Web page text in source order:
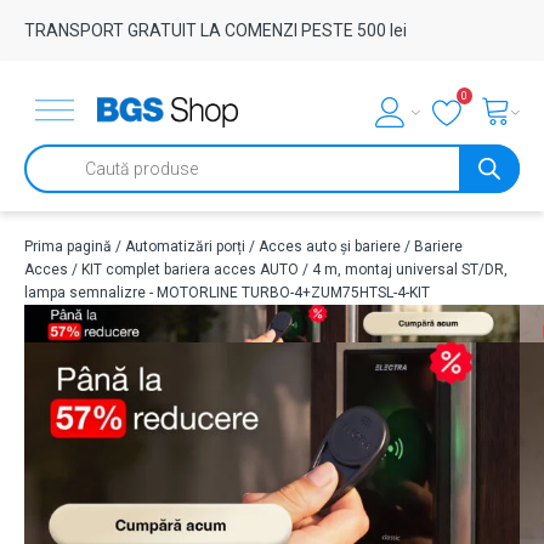
TRANSPORT GRATUIT LA COMENZI PESTE 500 lei
0
Products
search
Prima pagină / Automatizări porți / Acces auto și bariere / Bariere
Acces / KIT complet bariera acces AUTO / 4 m, montaj universal ST/DR,
lampa semnalizre - MOTORLINE TURBO-4+ZUM75HTSL-4-KIT